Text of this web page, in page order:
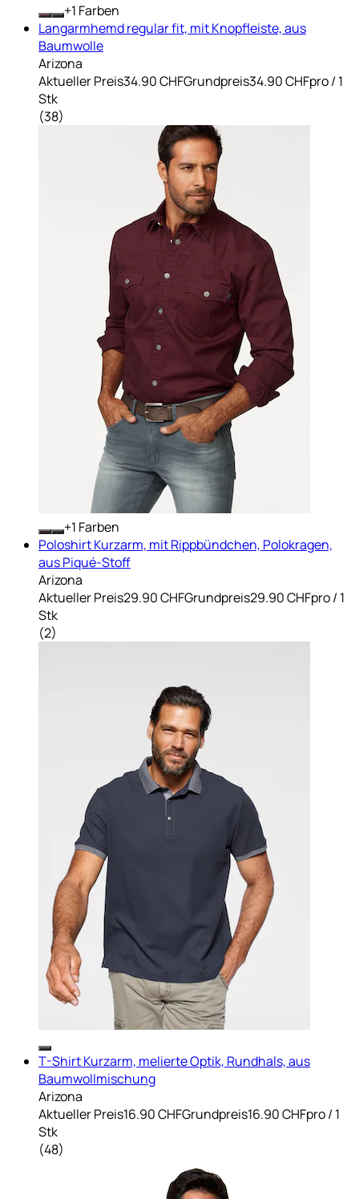
+ Farben
Langarmhemd regular fit, mit Knopfleiste, aus
Baumwolle
Arizona
Aktueller Preis34.90 CHFGrundpreis34.90 CHFpro/ 1
Stk
(38)
+ Farben
Poloshirt Kurzarm, mit Rippbündchen, Polokragen,
aus Piqué-Stoff
Arizona
Aktueller Preis29.90 CHFGrundpreis29.90 CHFpro/ 1
Stk
(2)
T-Shirt Kurzarm, melierte Optik, Rundhals, aus
Baumwollmischung
Arizona
Aktueller Preis16.90 CHFGrundpreis16.90 CHFpro/ 1
Stk
(48)